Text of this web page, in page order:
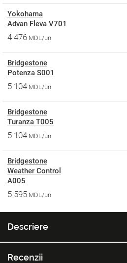
Yokohama
Advan Fleva V701
4 476 MDL/un
Bridgestone
Potenza S001
5 104 MDL/un
Bridgestone
Turanza T005
5 104 MDL/un
Bridgestone
Weather Control
A005
5 595 MDL/un
Descriere
Recenzii